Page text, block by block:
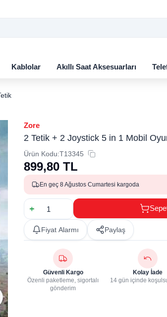
Kablolar Akıllı Saat Aksesuarları
Zore
​​2 Tetik + 2 Joystick 5 in 1 Mobil
Ürün Kodu:T13345
899,80 TL
En geç 8 Ağustos Cumartesi kargoda
Fiyat Alarmı Paylaş
Güvenli Kargo
Özenli paketleme, sigortalı
gönderim
Kolay İade
14 gün içinde